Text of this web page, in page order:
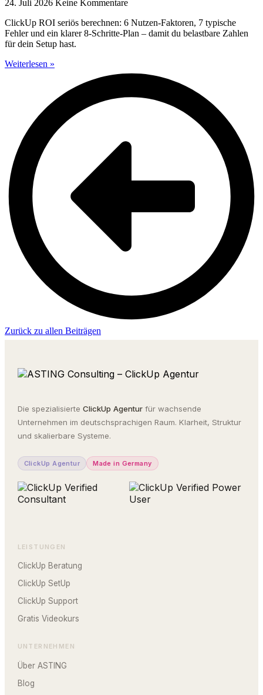
24. Juli 2026 Keine Kommentare
ClickUp ROI seriös berechnen: 6 Nutzen-Faktoren, 7 typische
Fehler und ein klarer 8-Schritte-Plan – damit du belastbare Zahlen
für dein Setup hast.
Weiterlesen »
Zurück zu allen Beiträgen
Die spezialisierte ClickUp Agenturfür wachsende
Unternehmen im deutschsprachigen Raum. Klarheit, Struktur
und skalierbare Systeme.
ClickUp Agentur Made in Germany
LEISTUNGEN
ClickUp Beratung
ClickUp SetUp
ClickUp Support
Gratis Videokurs
UNTERNEHMEN
Über ASTING
Blog